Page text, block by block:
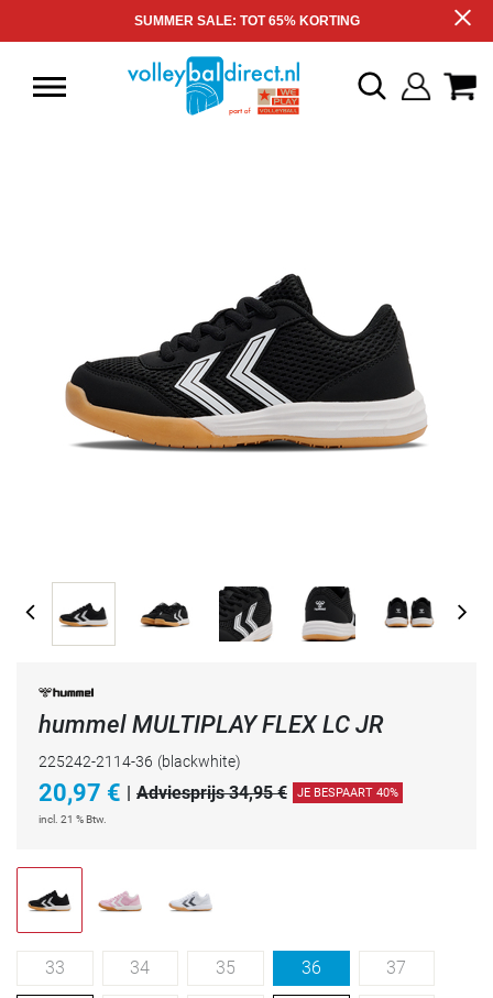
SUMMER SALE: TOT 65% KORTING
hummel MULTIPLAY FLEX LC JR
225242-2114-36 (blackwhite)
20,97 € | Adviesprijs 34,95 € JE BESPAART 40%
incl. 21 % Btw.
33 34 35 36 37